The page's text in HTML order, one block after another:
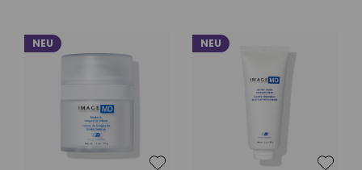
NEU NEU